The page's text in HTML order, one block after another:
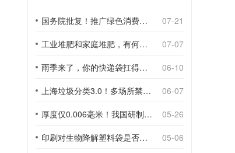
国务院批复！推广绿色消费，引导使用环保可降解包装材料
07-21
工业堆肥和家庭堆肥，有何不同？
07-07
雨季来了，你的快递袋扛得住吗？
06-10
上海垃圾分类3.0！多场所禁止使用一次性塑料袋；推动快递包装绿色转型
06-07
厚度仅0.006毫米！我国研制出超薄型全生物降解渗水地膜
05-26
印刷对生物降解塑料袋是否构成影响？
05-06